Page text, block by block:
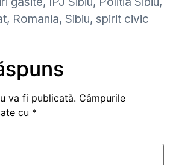
, Romania, Sibiu, spirit civic
va fi publicată. Câmpurile
cu *